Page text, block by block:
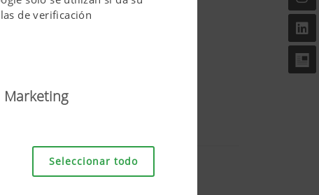
de verificación
de usar. Con ello se
correcta visualización en
Marketing
Seleccionar todo